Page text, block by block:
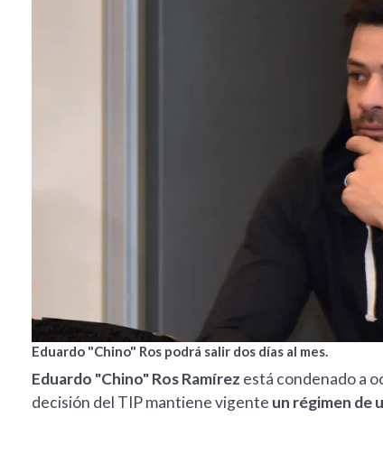
Eduardo "Chino" Ros podrá salir dos días al mes.
Eduardo "Chino" Ros Ramírez está condenado a
decisión del TIP mantiene vigente un régimen de